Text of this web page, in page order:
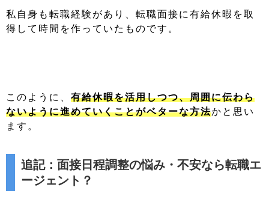
私自身も転職経験があり、転職面接に有給休暇を取
得して時間を作っていたものです。
このように、 有給休暇を活用しつつ、周囲に伝わら
ないように進めていくことがベターな方法かと思い
ます。
追記：面接日程調整の悩み・不安なら転職エ
ージェント？